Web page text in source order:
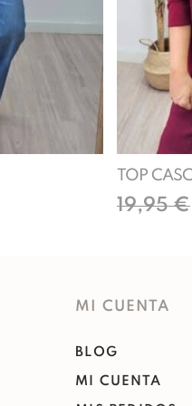
TOP
19,95€
MI CUENTA
BLOG
MI CUENTA